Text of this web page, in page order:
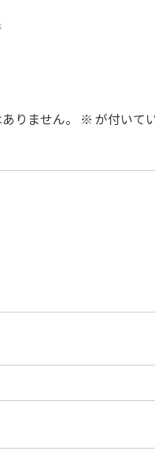
りません。 ※ が付いて